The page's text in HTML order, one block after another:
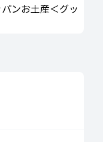
ンお土産＜グッ